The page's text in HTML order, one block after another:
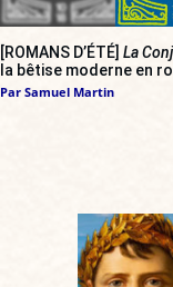
[ROMANS D’ÉTÉ] La
la bêtise moderne en
Par Samuel Martin